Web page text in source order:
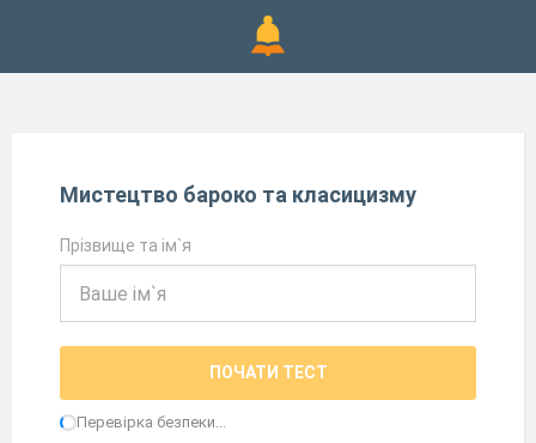
Мистецтво бароко та класицизму
Прізвище та ім`я
ПОЧАТИ ТЕСТ
Перевірка безпеки...